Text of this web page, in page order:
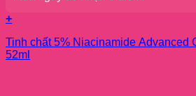
+
Tinh chất 5% Niacinamide Advanced
52ml